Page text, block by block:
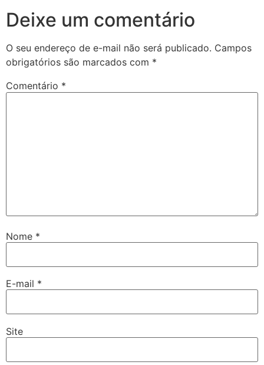
Deixe um comentário
O seu endereço de e-mail não será publicado. Campos
obrigatórios são marcados com *
Comentário *
Nome *
E-mail *
Site